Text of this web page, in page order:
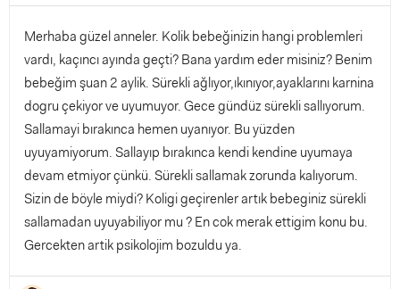
Merhaba güzel anneler. Kolik bebeğinizin hangi problemleri
vardı, kaçıncı ayında geçti? Bana yardım eder misiniz? Benim
bebeğim şuan 2 aylik. Sürekli ağlıyor,ıkınıyor,ayaklarını karnina
dogru çekiyor ve uyumuyor. Gece gündüz sürekli sallıyorum.
Sallamayi bırakınca hemen uyanıyor. Bu yüzden
uyuyamiyorum. Sallayıp bırakınca kendi kendine uyumaya
devam etmiyor çünkü. Sürekli sallamak zorunda kalıyorum.
Sizin de böyle miydi? Koligi geçirenler artık bebeginiz sürekli
sallamadan uyuyabiliyor mu ? En cok merak ettigim konu bu.
Gercekten artik psikolojim bozuldu ya.